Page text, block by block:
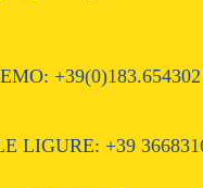
LIGURE: +39